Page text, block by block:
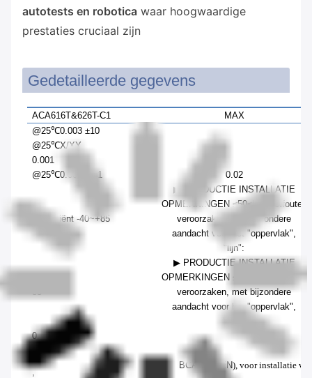
autotests en robotica waar hoogwaardige
prestaties cruciaal zijn
Gedetailleerde gegevens
ACA616T&626T-C1
MAX
@25℃0.003 ±10
@25℃X/XY
0.001
@25℃0.003 0.01 0.02
coëfficiënt -40~+85
▶ PRODUCTIE INSTALLATIE
OPMERKINGEN ≤50≤50
meetfouten
veroorzaken, met bijzondere
aandacht voor het "oppervlak",
"lijn":
▶ PRODUCTIE INSTALLATIE
OPMERKINGEN
meetfouten
veroorzaken, met bijzondere
aandacht voor het "oppervlak",
0.5
,
BCAN OPEN), voor installatie